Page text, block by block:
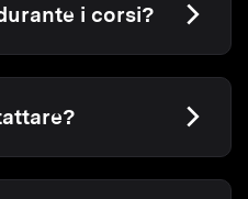
i corsi?